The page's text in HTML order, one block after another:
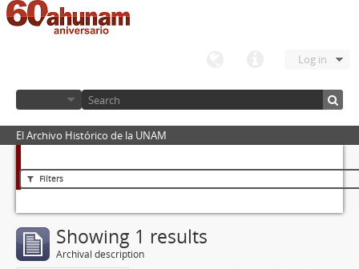
Log in
El Archivo Histórico de la UNAM
Filters
Showing 1 results
Archival description